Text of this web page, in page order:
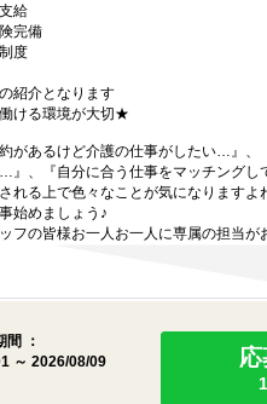
給
完備
度
紹介となります
ける環境が大切★
約があるけど介護の仕事がしたい…』
』、『自分に合う仕事をマッチングし
れる上で色々なことが気になります
始めましょう♪
フの皆様お一人お一人に専属の担当
間 ：
～ 2026/08/09